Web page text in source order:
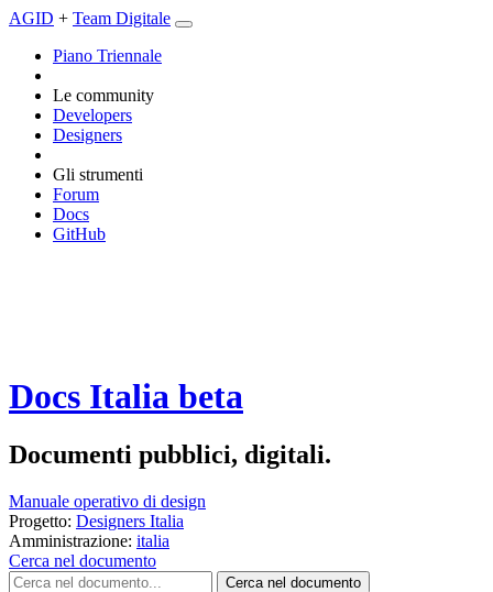
AGID + Team Digitale
Piano Triennale
Le community
Developers
Designers
Gli strumenti
Forum
Docs
GitHub
Docs Italia beta
Documenti pubblici, digitali.
Manuale operativo di design
Progetto: Designers Italia
Amministrazione: italia
Cerca nel documento
Cerca nel documento